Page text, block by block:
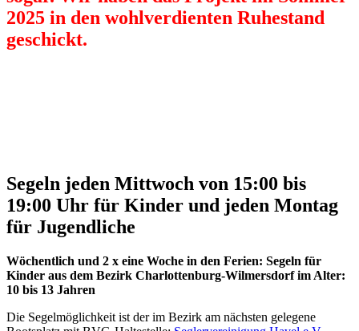
2025 in den wohlverdienten Ruhestand
geschickt.
Segeln jeden Mittwoch von 15:00 bis
19:00 Uhr für Kinder und jeden Montag
für Jugendliche
Wöchentlich und 2 x eine Woche in den Ferien: Segeln für
Kinder aus dem Bezirk Charlottenburg-Wilmersdorf im Alter:
10 bis 13 Jahren
Die Segelmöglichkeit ist der im Bezirk am nächsten gelegene